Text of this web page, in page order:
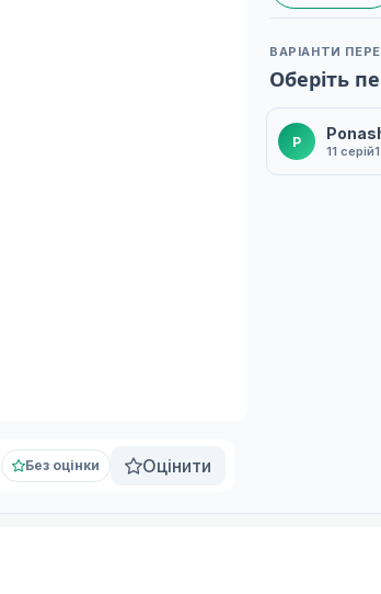
Без оцінки Оцінити
ВАРІАНТИ
Оберіть
P
11 серій